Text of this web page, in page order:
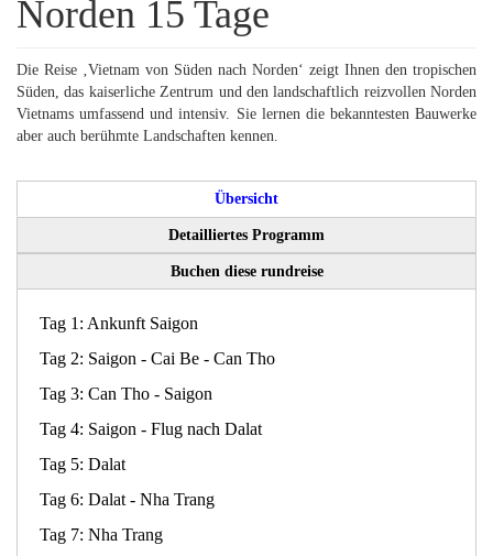
Nachrichten
Norden 15 Tage
Die Reise ‚Vietnam von Süden nach Norden‘ zeigt Ihnen den tropischen
Süden, das kaiserliche Zentrum und den landschaftlich reizvollen Norden
Vietnams umfassend und intensiv. Sie lernen die bekanntesten Bauwerke
aber auch berühmte Landschaften kennen.
Übersicht
Detailliertes Programm
Buchen diese rundreise
Tag 1: Ankunft Saigon
Tag 2: Saigon - Cai Be - Can Tho
Tag 3: Can Tho - Saigon
Tag 4: Saigon - Flug nach Dalat
Tag 5: Dalat
Tag 6: Dalat - Nha Trang
Tag 7: Nha Trang